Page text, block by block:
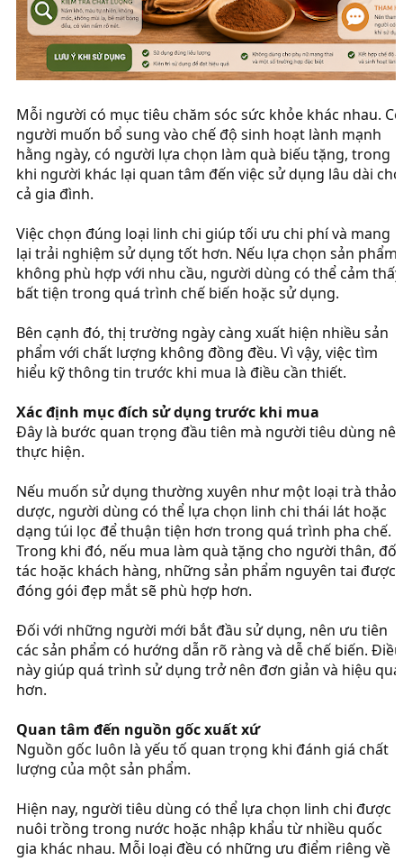
Mỗi người có mục tiêu chăm sóc sức khỏe khác nhau. Có
người muốn bổ sung vào chế độ sinh hoạt lành mạnh
hằng ngày, có người lựa chọn làm quà biếu tặng, trong
khi người khác lại quan tâm đến việc sử dụng lâu dài cho
cả gia đình.
Việc chọn đúng loại linh chi giúp tối ưu chi phí và mang
lại trải nghiệm sử dụng tốt hơn. Nếu lựa chọn sản phẩm
không phù hợp với nhu cầu, người dùng có thể cảm thấy
bất tiện trong quá trình chế biến hoặc sử dụng.
Bên cạnh đó, thị trường ngày càng xuất hiện nhiều sản
phẩm với chất lượng không đồng đều. Vì vậy, việc tìm
hiểu kỹ thông tin trước khi mua là điều cần thiết.
Xác định mục đích sử dụng trước khi mua
Đây là bước quan trọng đầu tiên mà người tiêu dùng
thực hiện.
Nếu muốn sử dụng thường xuyên như một loại trà thảo
dược, người dùng có thể lựa chọn linh chi thái lát hoặc
dạng túi lọc để thuận tiện hơn trong quá trình pha chế.
Trong khi đó, nếu mua làm quà tặng cho người thân, đối
tác hoặc khách hàng, những sản phẩm nguyên tai được
đóng gói đẹp mắt sẽ phù hợp hơn.
Đối với những người mới bắt đầu sử dụng, nên ưu tiên
các sản phẩm có hướng dẫn rõ ràng và dễ chế biến. Điều
này giúp quá trình sử dụng trở nên đơn giản và hiệu quả
hơn.
Quan tâm đến nguồn gốc xuất xứ
Nguồn gốc luôn là yếu tố quan trọng khi đánh giá chất
lượng của một sản phẩm.
Hiện nay, người tiêu dùng có thể lựa chọn linh chi được
nuôi trồng trong nước hoặc nhập khẩu từ nhiều quốc
gia khác nhau. Mỗi loại đều có những ưu điểm riêng về